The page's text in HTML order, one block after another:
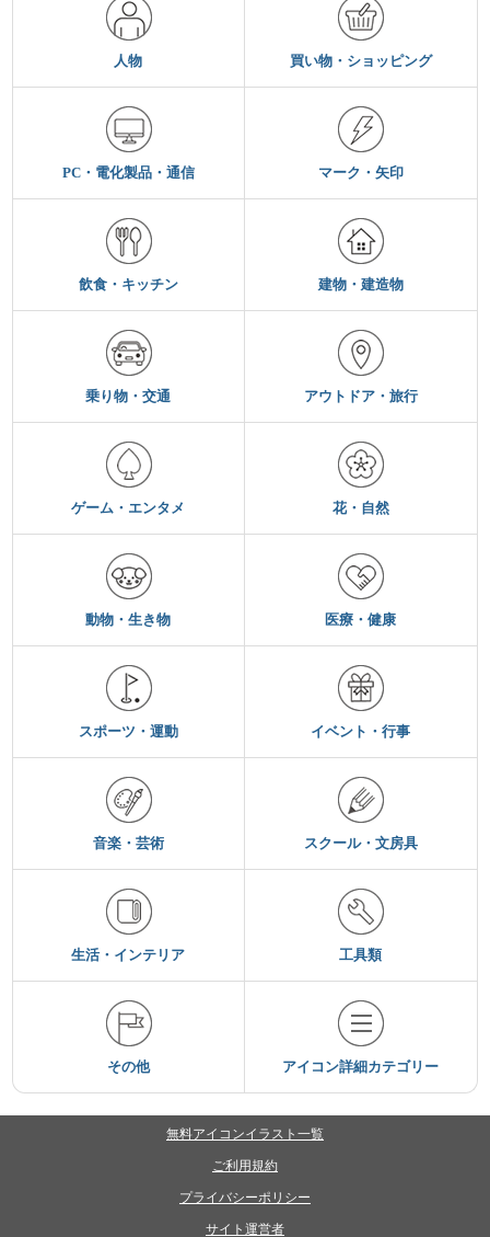
人物 買い物・ショッピング
PC・電化製品・通信 マーク・矢印
飲食・キッチン 建物・建造物
乗り物・交通 アウトドア・旅行
ゲーム・エンタメ 花・自然
動物・生き物 医療・健康
スポーツ・運動 イベント・行事
音楽・芸術 スクール・文房具
生活・インテリア 工具類
その他 アイコン詳細カテゴリー
無料アイコンイラスト一覧
ご利用規約
プライバシーポリシー
サイト運営者